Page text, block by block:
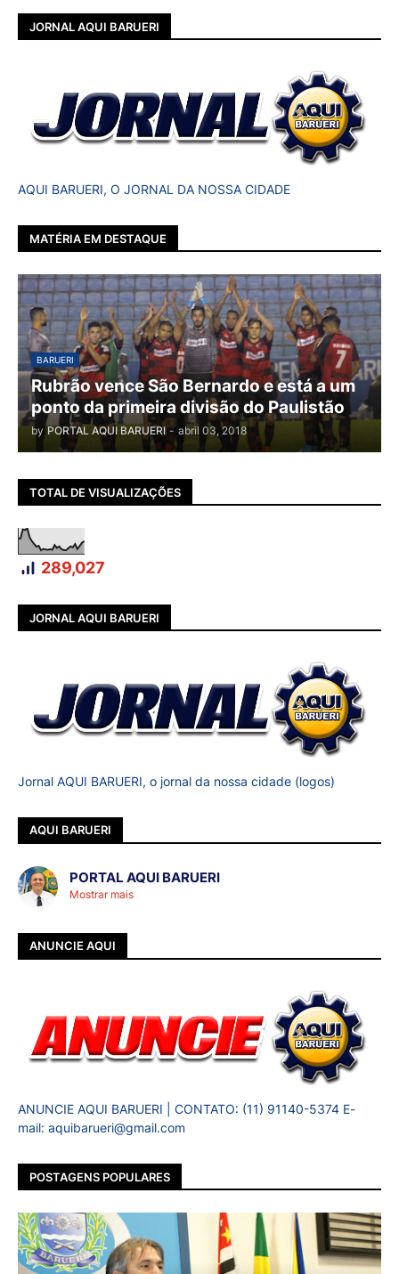
JORNAL AQUI BARUERI
AQUI BARUERI, O JORNAL DA NOSSA CIDADE
MATÉRIA EM DESTAQUE
BARUERI
Rubrão vence São Bernardo e está a um
ponto da primeira divisão do Paulistão
by PORTAL AQUI BARUERI - abril 03, 2018
TOTAL DE VISUALIZAÇÕES
289,027
JORNAL AQUI BARUERI
Jornal AQUI BARUERI, o jornal da nossa cidade (logos)
AQUI BARUERI
PORTAL AQUI BARUERI
Mostrar mais
ANUNCIE AQUI
ANUNCIE AQUI BARUERI | CONTATO: (11) 91140-5374 E-
mail: aquibarueri@gmail.com
POSTAGENS POPULARES